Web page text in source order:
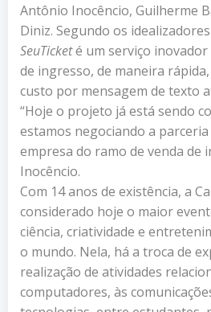
Antônio Inocêncio, Guilherme
Diniz. Segundo os
SeuTicketé um serviço
de ingresso, de maneira
custo por mensagem de texto
“Hoje o projeto já está sendo
estamos negociando a
empresa do ramo de venda de
Inocêncio.
Com 14 anos de existência, a
considerado hoje o maior
ciência, criatividade e
o mundo. Nela, há a troca de
realização de atividades
computadores, às